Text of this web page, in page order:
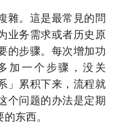
雜。這是最常見的問
业务需求或者历史原
的步骤。每次增加功
加一个步骤，没关
」累积下来，流程就
个问题的办法是定期
东西。